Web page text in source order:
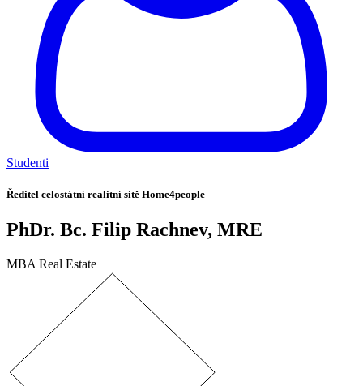
Studenti
Ředitel celostátní realitní sítě Home4people
PhDr. Bc. Filip Rachnev, MRE
MBA Real Estate